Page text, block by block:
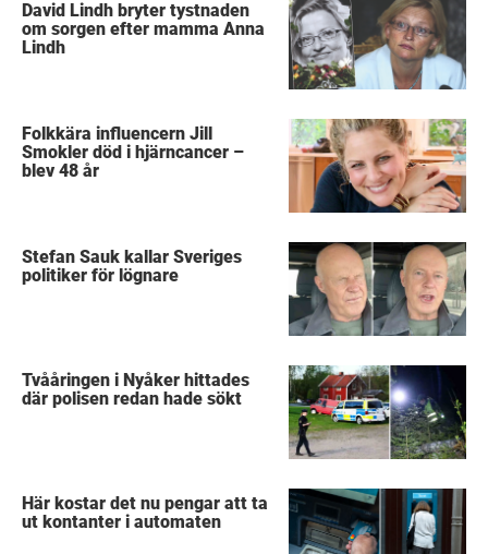
David Lindh bryter tystnaden
om sorgen efter mamma Anna
Lindh
Folkkära influencern Jill
Smokler död i hjärncancer –
blev 48 år
Stefan Sauk kallar Sveriges
politiker för lögnare
Tvååringen i Nyåker hittades
där polisen redan hade sökt
Här kostar det nu pengar att ta
ut kontanter i automaten